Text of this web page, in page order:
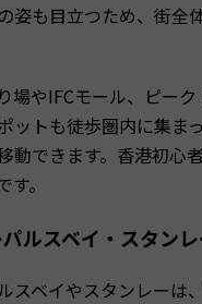
姿も目立つため、街全
場やIFCモール、ピー
ットも徒歩圏内に集ま
動できます。香港初心
。
ルスベイ・スタンレ
スベイやスタンレーは